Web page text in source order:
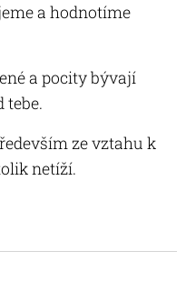
a hodnotíme
a pocity bývají
tebe.
ze vztahu k
netíží.